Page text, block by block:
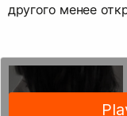
другого менее